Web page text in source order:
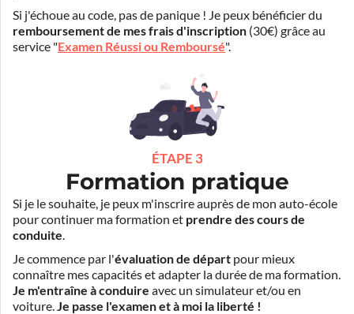
Si j'échoue au code, pas de panique ! Je peux bénéficier du
remboursement de mes frais d'inscription (30€) grâce au
service "Examen Réussi ou Remboursé".
ÉTAPE 3
Formation pratique
Si je le souhaite, je peux m'inscrire auprès de mon auto-école
pour continuer ma formation et prendre des cours de
conduite.
Je commence par l'évaluation de départ pour mieux
connaître mes capacités et adapter la durée de ma formation.
Je m'entraîne à conduire avec un simulateur et/ou en
voiture.Je passe l'examen et à moi la liberté !